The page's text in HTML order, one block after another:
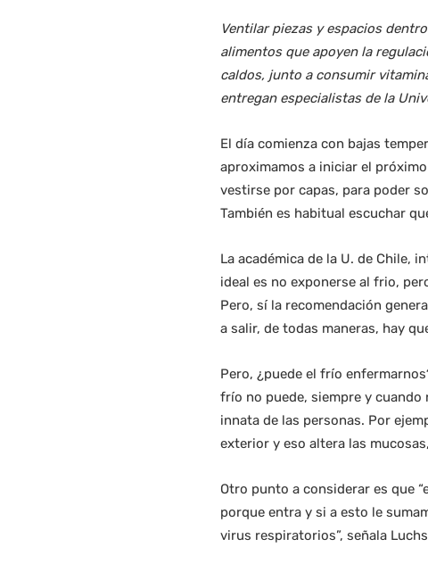
Ventilar piezas y espacios
alimentos que apoyen la
caldos, junto a consumir
entregan especialistas de la
El día comienza con bajas
aproximamos a iniciar el
vestirse por capas, para poder
También es habitual escuchar
La académica de la U. de Chile,
ideal es no exponerse al frio,
Pero, sí la recomendación
a salir, de todas maneras, hay
Pero, ¿puede el frío
frío no puede, siempre y cuando
innata de las personas. Por
exterior y eso altera las
Otro punto a considerar es que
porque entra y si a esto le
virus respiratorios”, señala